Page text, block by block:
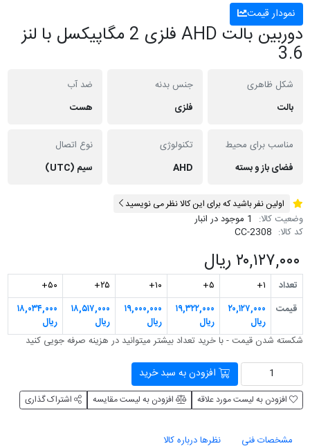
نمودار قیمت
دوربین بالت AHD فلزی 2 مگاپیکسل با لنز
3.6
شکل ظاهری
بالت
جنس بدنه
فلزی
ضد آب
هست
مناسب برای محیط
فضای باز و بسته
تکنولوژی
AHD
نوع اتصال
سیم (UTC)
اولین نفر باشید که برای این کالا نظر می نویسید
وضعیت کالا: 1 موجود در انبار
کد کالا: CC-2308
۲۰,۱۲۷,۰۰۰ ریال
شکسته شدن قیمت - با خرید تعداد بیشتر می‎توانید در هزینه صرفه جویی کنید
تعداد ۱+ ۵+ ۱۰+ ۲۵+
۵۰+
قیمت
۲۰,۱۲۷,۰۰۰
ریال
۱۹,۳۲۲,۰۰۰
ریال
۱۹,۰۰۰,۰۰۰
ریال
۱۸,۵۱۷,۰۰۰
ریال
۱۸,۰۳۴,۰۰۰
ریال
افزودن به سبد خرید
افزودن به لیست مورد علاقه افزودن به لیست مقایسه اشتراک گذاری
مشخصات فنی نظرها درباره کالا